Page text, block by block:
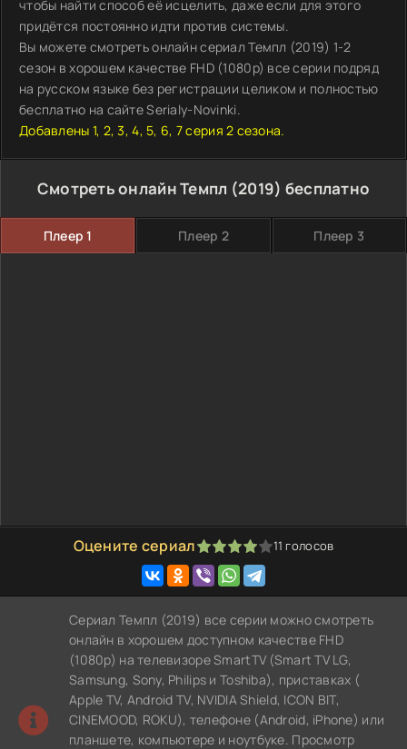
чтобы найти способ её исцелить, даже если для этого
придётся постоянно идти против системы.
Вы можете смотреть онлайн сериал Темпл (2019) 1-2
сезон в хорошем качестве FHD (1080p) все серии подряд
на русском языке без регистрации целиком и полностью
бесплатно на сайте Serialy-Novinki.
Добавлены 1, 2, 3, 4, 5, 6, 7 серия 2 сезона.
Смотреть онлайн Темпл (2019) бесплатно
Плеер 1 Плеер 2 Плеер 3
Оцените сериал
1 2 3 4 5 11 голосов
Сериал Темпл (2019) все серии можно смотреть
онлайн в хорошем доступном качестве FHD
(1080p) на телевизоре SmartTV (Smart TV LG,
Samsung, Sony, Philips и Toshiba), приставках (
Apple TV, Android TV, NVIDIA Shield, ICON BIT,
CINEMOOD, ROKU), телефоне (Android, iPhone) или
планшете, компьютере и ноутбуке. Просмотр